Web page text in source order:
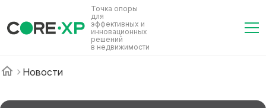
Точка опоры
для
эффективных и
инновационных
решений
в недвижимости
Новости